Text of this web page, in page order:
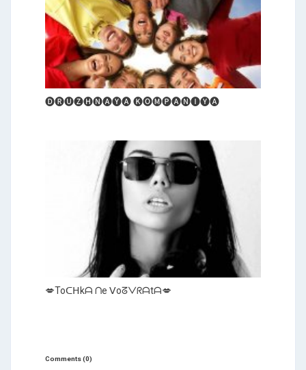
🅓🅡🅤🅩🅗🅝🅐🅨🅐 🅚🅞🅜🅟🅐🅝🅘🅨🅐
💋Toᑕᕼkᗩ ᑎe ᐯoᘔᐯᖇᗩtᗩ💋
Comments (0)